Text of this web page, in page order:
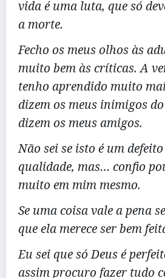
vida é uma luta, que só
a morte.
Fecho os meus olhos às
muito bem às críticas. A
tenho aprendido muito
dizem os meus inimigos
dizem os meus amigos.
Não sei se isto é um
qualidade, mas… confio
muito em mim mesmo.
Se uma coisa vale a pena
que ela merece ser bem
Eu sei que só Deus é
assim procuro fazer tudo